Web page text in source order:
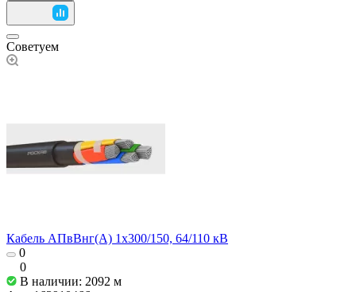
Советуем
Кабель АПвВнг(А) 1х300/150, 64/110 кВ
0
0
В наличии: 2092 м